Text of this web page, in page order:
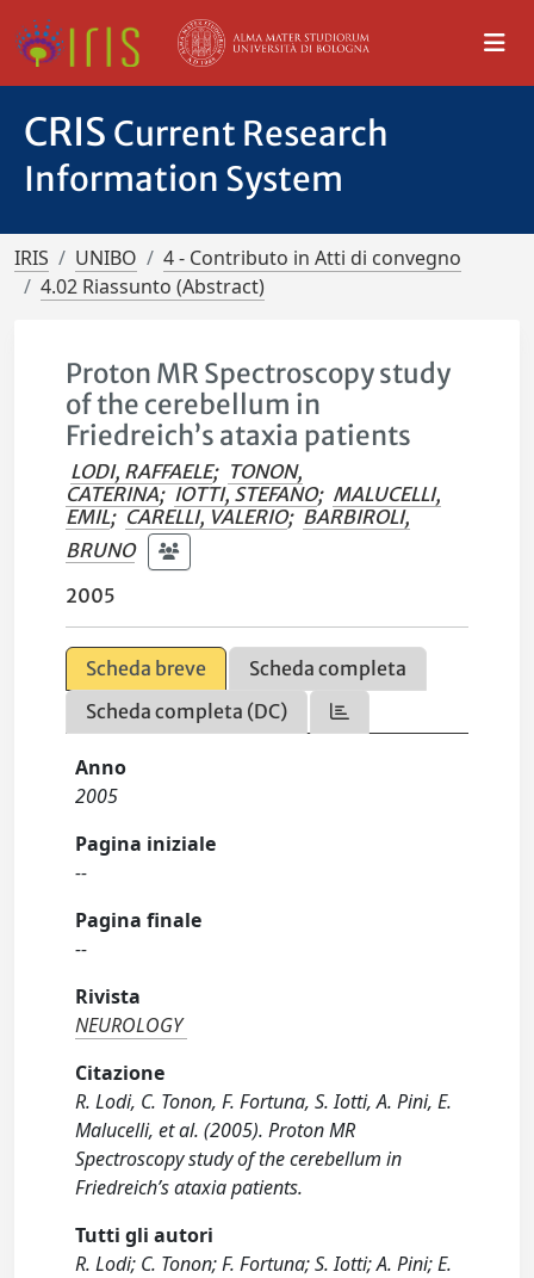
CRIS Current Research
Information System
IRIS UNIBO
4 - Contributo in Atti di convegno
4.02 Riassunto (Abstract)
Proton MR Spectroscopy study
of the cerebellum in
Friedreich’s ataxia patients
LODI, RAFFAELE; TONON,
CATERINA; IOTTI, STEFANO; MALUCELLI,
EMIL; CARELLI, VALERIO; BARBIROLI,
BRUNO
2005
Scheda breve
Scheda completa
Scheda completa (DC)
Anno
2005
Pagina iniziale
--
Pagina finale
--
Rivista
NEUROLOGY
Citazione
R. Lodi, C. Tonon, F. Fortuna, S. Iotti, A. Pini, E.
Malucelli, et al. (2005). Proton MR
Spectroscopy study of the cerebellum in
Friedreich’s ataxia patients.
Tutti gli autori
R. Lodi; C. Tonon; F. Fortuna; S. Iotti; A. Pini; E.